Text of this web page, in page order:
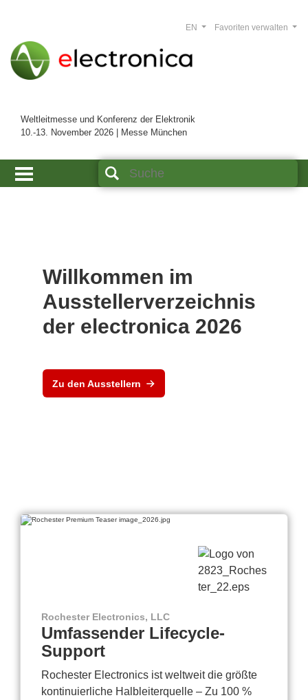
Weltleitmesse und Konferenz der Elektronik
10.-13. November 2026 | Messe München
Favoriten verwalten
EN
Willkommen im
Ausstellerverzeichnis
der electronica 2026
Zu den Ausstellern
Rochester Electronics, LLC
Umfassender Lifecycle-
Support
Rochester Electronics ist weltweit die größte
kontinuierliche Halbleiterquelle – Zu 100 %